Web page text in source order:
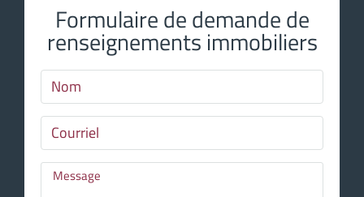
Formulaire de demande de
renseignements immobiliers